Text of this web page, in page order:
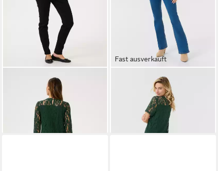
Kurzarmbluse Bluse
kurzarm CRKit
Fast ausverkauft
Kurzarmbluse Bluse
kurzarm CRKit